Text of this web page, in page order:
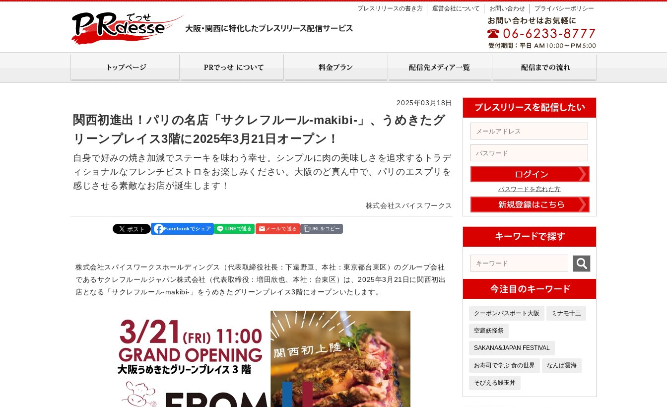
プレスリリースの書き方 運営会社について お問い合わせ プライバシーポリシー
2025年03月18日
関西初進出！パリの名店「サクレフルール-makibi-」、うめきたグ
リーンプレイス3階に2025年3月21日オープン！
自身で好みの焼き加減でステーキを味わう幸せ。シンプルに肉の美味しさを追求するトラデ
ィショナルなフレンチビストロをお楽しみください。大阪のど真ん中で、パリのエスプリを
感じさせる素敵なお店が誕生します！
株式会社スパイスワークス
Facebookでシェア メールで送る URLをコピー
株式会社スパイスワークスホールディングス（代表取締役社長：下遠野亘、本社：東京都台東区）のグループ会社
であるサクレフルールジャパン株式会社（代表取締役：増田欣也、本社：台東区）は、2025年3月21日に関西初出
店となる「サクレフルール-makibi-」をうめきたグリーンプレイス3階にオープンいたします。
パスワードを忘れた方
クーポンパスポート大阪 ミナモ十三
空庭妖怪祭
SAKANA&JAPAN FESTIVAL
お寿司で学ぶ 食の世界 なんば雲海
そびえる鰻玉丼